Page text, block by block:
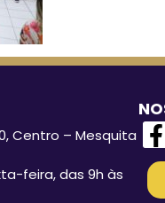
Centro – Mesquita
feira, das 9h às